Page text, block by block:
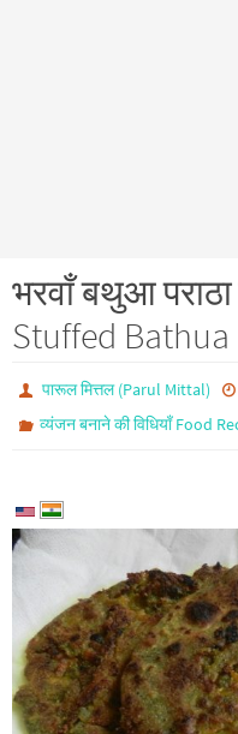
भरवाँ बथुआ पराठा
Stuffed
पारूल मित्तल (Parul Mittal)
व्यंजन बनाने की विधियाँ Food